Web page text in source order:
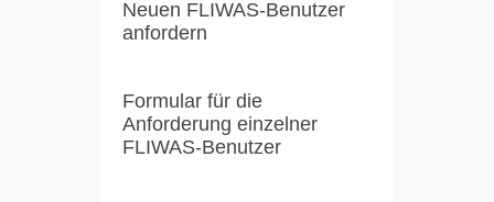
Neuen FLIWAS-Benutzer
anfordern
Formular für die
Anforderung einzelner
FLIWAS-Benutzer